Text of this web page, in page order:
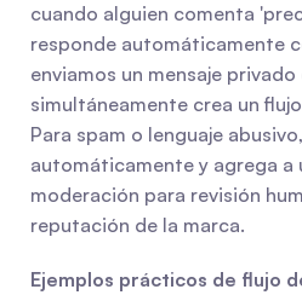
cuando alguien comenta
responde automáticamente
enviamos un mensaje
simultáneamente crea un
Para spam o lenguaje
automáticamente y agrega a
moderación para revisión
reputación de la marca.
Ejemplos prácticos de flujo